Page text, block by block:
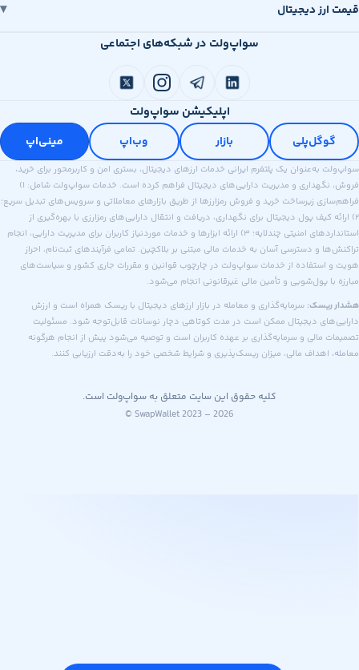
دیجیتال
سواپ‌ولت در شبکه‌های اجتماعی
اپلیکیشن سواپ‌ولت
مینی‌اپ
به‌عنوان یک پلتفرم ایرانی خدمات ارزهای دیجیتال، بستری امن و کاربرمحور برای خرید،
فروش، نگهداری و مدیریت دارایی‌های دیجیتال فراهم کرده است. خدمات سواپ‌ولت شامل: ۱)
زیرساخت خرید و فروش رمزارزها از طریق بازارهای معاملاتی و سرویس‌های تبدیل سریع؛
کیف پول دیجیتال برای نگهداری، دریافت و انتقال دارایی‌های رمزارزی با بهره‌گیری از
استانداردهای امنیتی چندلایه؛ ۳) ارائه ابزارها و خدمات موردنیاز کاربران برای مدیریت دارایی، انجام
و دسترسی آسان به خدمات مالی مبتنی بر بلاکچین. تمامی فرآیندهای ثبت‌نام، احراز
از خدمات سواپ‌ولت در چارچوب قوانین و مقررات جاری کشور و سیاست‌های
پول‌شویی و تأمین مالی غیرقانونی انجام می‌شود.
سرمایه‌گذاری و معامله در بازار ارزهای دیجیتال با ریسک همراه است و ارزش
دیجیتال ممکن است در مدت کوتاهی دچار نوسانات قابل‌توجه شود. مسئولیت
مالی و سرمایه‌گذاری بر عهده کاربران است و توصیه می‌شود پیش از انجام هرگونه
اهداف مالی، میزان ریسک‌پذیری و شرایط شخصی خود را به‌دقت ارزیابی کنند.
کلیه حقوق این سایت متعلق به سواپ‌ولت است.
© SwapWallet 2023 – 2026